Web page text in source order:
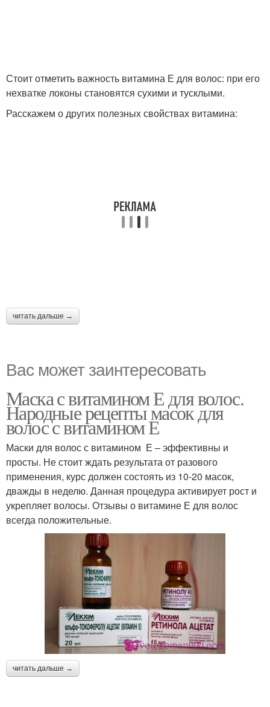
Стоит отметить важность витамина Е для волос: при его
нехватке локоны становятся сухими и тусклыми.
Расскажем о других полезных свойствах витамина:
читать дальше →
Вас может заинтересовать
Маска с витамином Е для волос.
Народные рецепты масок для
волос с витамином Е
Маски для волос с витамином Е – эффективны и
просты. Не стоит ждать результата от разового
применения, курс должен состоять из 10-20 масок,
дважды в неделю. Данная процедура активирует рост и
укрепляет волосы. Отзывы о витамине Е для волос
всегда положительные.
читать дальше →